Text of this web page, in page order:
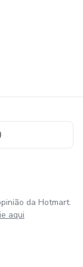
dessa
para te
da Hotmart.
aqui